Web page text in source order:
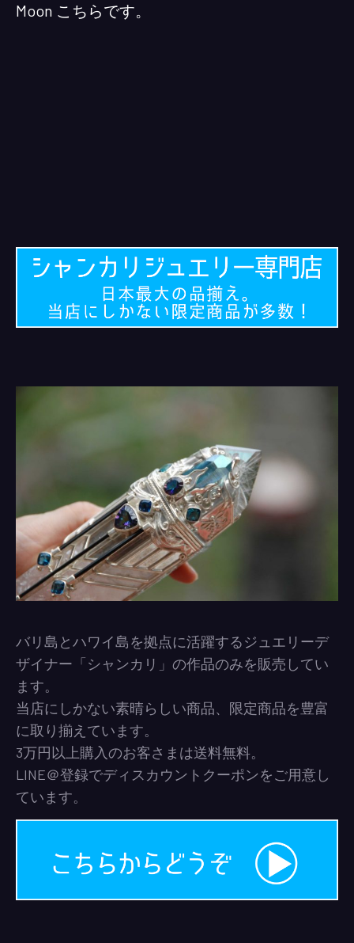
Moon こちらです。
バリ島とハワイ島を拠点に活躍するジュエリーデ
ザイナー「シャンカリ」の作品のみを販売してい
ます。
当店にしかない素晴らしい商品、限定商品を豊富
に取り揃えています。
3万円以上購入のお客さまは送料無料。
LINE＠登録でディスカウントクーポンをご用意し
ています。